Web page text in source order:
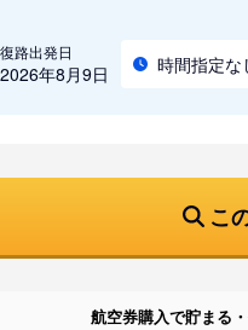
復路出発日
2026年8月9日 時間指定な
こ
航空券購入で貯まる